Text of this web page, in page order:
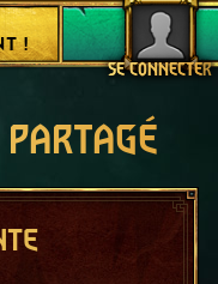
SE CONNECTER
!
partagé